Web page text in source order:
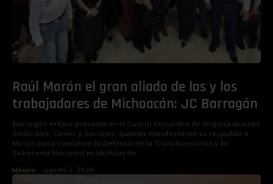
Raúl Morón el gran aliado de las y los
trabajadores de Michoacán: JC Barragán
Barragán estuvo presente en el Cuarto Encuentro de Organizaciones
Sindicales, Civiles y Sociales, quienes manifestaron su respaldo a
Morón para coordinar la Defensa de la Transformación y la
Soberanía Nacional en Michoacán
México agosto 7, 2026